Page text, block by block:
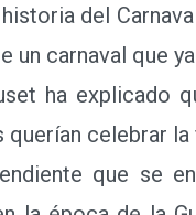
del
carnaval que
ha explicado
celebrar
que se